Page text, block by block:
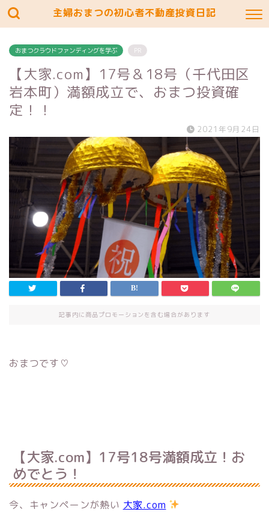
主婦おまつの初心者不動産投資日記
おまつクラウドファンディングを学ぶ PR
【大家.com】17号＆18号（千代田区
岩本町）満額成立で、おまつ投資確
定！！
2021年9月24日
記事内に商品プロモーションを含む場合があります
おまつです♡
【大家.com】17号18号満額成立！お
めでとう！
今、キャンペーンが熱い 大家.com